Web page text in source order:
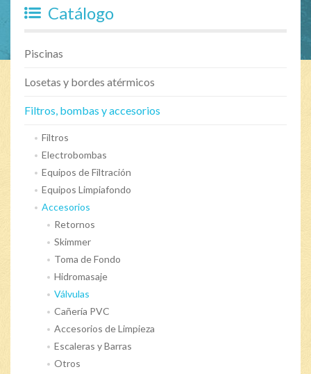
Catálogo
Piscinas
Losetas y bordes atérmicos
Filtros, bombas y accesorios
Filtros
Electrobombas
Equipos de Filtración
Equipos Limpiafondo
Accesorios
Retornos
Skimmer
Toma de Fondo
Hidromasaje
Válvulas
Cañería PVC
Accesorios de Limpieza
Escaleras y Barras
Otros